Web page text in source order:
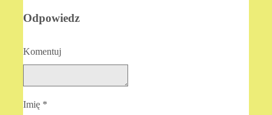
Odpowiedz
Komentuj
Imię *